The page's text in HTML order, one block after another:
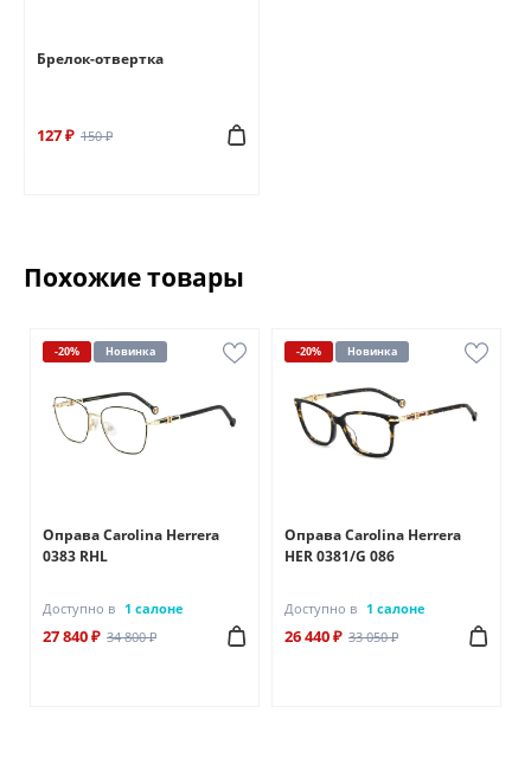
Брелок-отвертка
127 ₽ 150 ₽
Похожие товары
-20% Новинка
Оправа Carolina Herrera
0383 RHL
Доступно в 1 салоне
27 840 ₽ 34 800 ₽
-20% Новинка
Оправа Carolina Herrera
HER 0381/G 086
Доступно в 1 салоне
26 440 ₽ 33 050 ₽